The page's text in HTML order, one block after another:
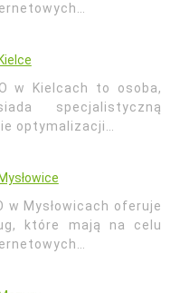
w Kielcach to osoba,
specjalistyczną
optymalizacji…
w Mysłowicach oferuje
które mają na celu